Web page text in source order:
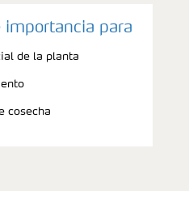
para
de la planta
cosecha